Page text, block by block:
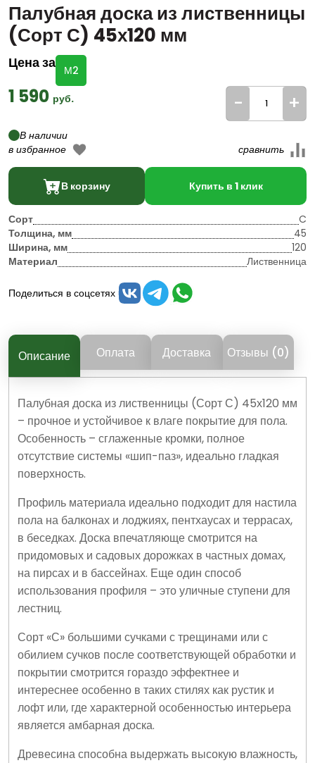
Палубная доска из лиственницы
(Сорт С) 45х120 мм
Цена за М2
1 590 руб. - +
В наличии
В корзину Купить в 1 клик
Сорт
C
Толщина, мм
45
Ширина, мм
120
Материал
Лиственница
Поделиться в соцсетях
Описание Оплата Доставка Отзывы (0)
Палубная доска из лиственницы (Сорт С) 45х120 мм
– прочное и устойчивое к влаге покрытие для пола.
Особенность – сглаженные кромки, полное
отсутствие системы «шип-паз», идеально гладкая
поверхность.
Профиль материала идеально подходит для настила
пола на балконах и лоджиях, пентхаусах и террасах,
в беседках. Доска впечатляюще смотрится на
придомовых и садовых дорожках в частных домах,
на пирсах и в бассейнах. Еще один способ
использования профиля – это уличные ступени для
лестниц.
Сорт «С» большими сучками с трещинами или с
обилием сучков после соответствующей обработки и
покрытии смотрится гораздо эффектнее и
интереснее особенно в таких стилях как рустик и
лофт или, где характерной особенностью интерьера
является амбарная доска.
Древесина способна выдержать высокую влажность,